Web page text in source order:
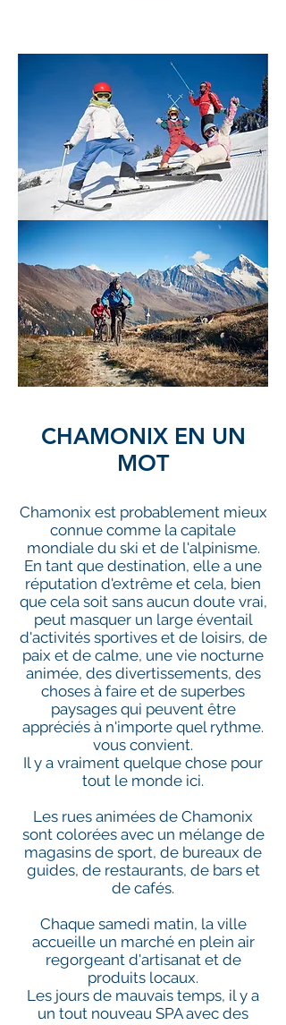
CHAMONIX EN UN
MOT
Chamonix est probablement mieux
connue comme la capitale
mondiale du ski et de l'alpinisme.
En tant que destination, elle a une
réputation d'extrême et cela, bien
que cela soit sans aucun doute vrai,
peut masquer un large éventail
d'activités sportives et de loisirs, de
paix et de calme, une vie nocturne
animée, des divertissements, des
choses à faire et de superbes
paysages qui peuvent être
appréciés à n'importe quel rythme.
vous convient.
Il y a vraiment quelque chose pour
tout le monde ici.
Les rues animées de Chamonix
sont colorées avec un mélange de
magasins de sport, de bureaux de
guides, de restaurants, de bars et
de cafés.
Chaque samedi matin, la ville
accueille un marché en plein air
regorgeant d'artisanat et de
produits locaux.
Les jours de mauvais temps, il y a
un tout nouveau SPA avec des